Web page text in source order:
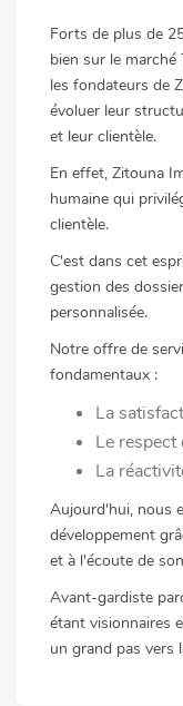
Forts de plus de
bien sur le marché
les fondateurs de
évoluer leur
et leur clientèle.
En effet, Zitouna
humaine qui
clientèle.
C'est dans cet
gestion des
personnalisée.
Notre offre de
fondamentaux :
La
Le respect
La
Aujourd'hui, nous
développement
et à l'écoute de
Avant-gardiste
étant visionnaires
un grand pas vers